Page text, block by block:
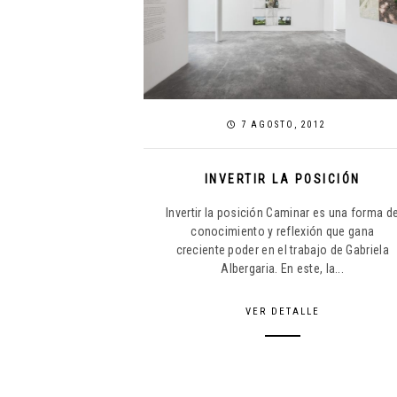
7 AGOSTO, 2012
INVERTIR LA POSICIÓN
Invertir la posición Caminar es una forma
conocimiento y reflexión que gana
creciente poder en el trabajo de Gabriela
Albergaria. En este, la...
VER DETALLE